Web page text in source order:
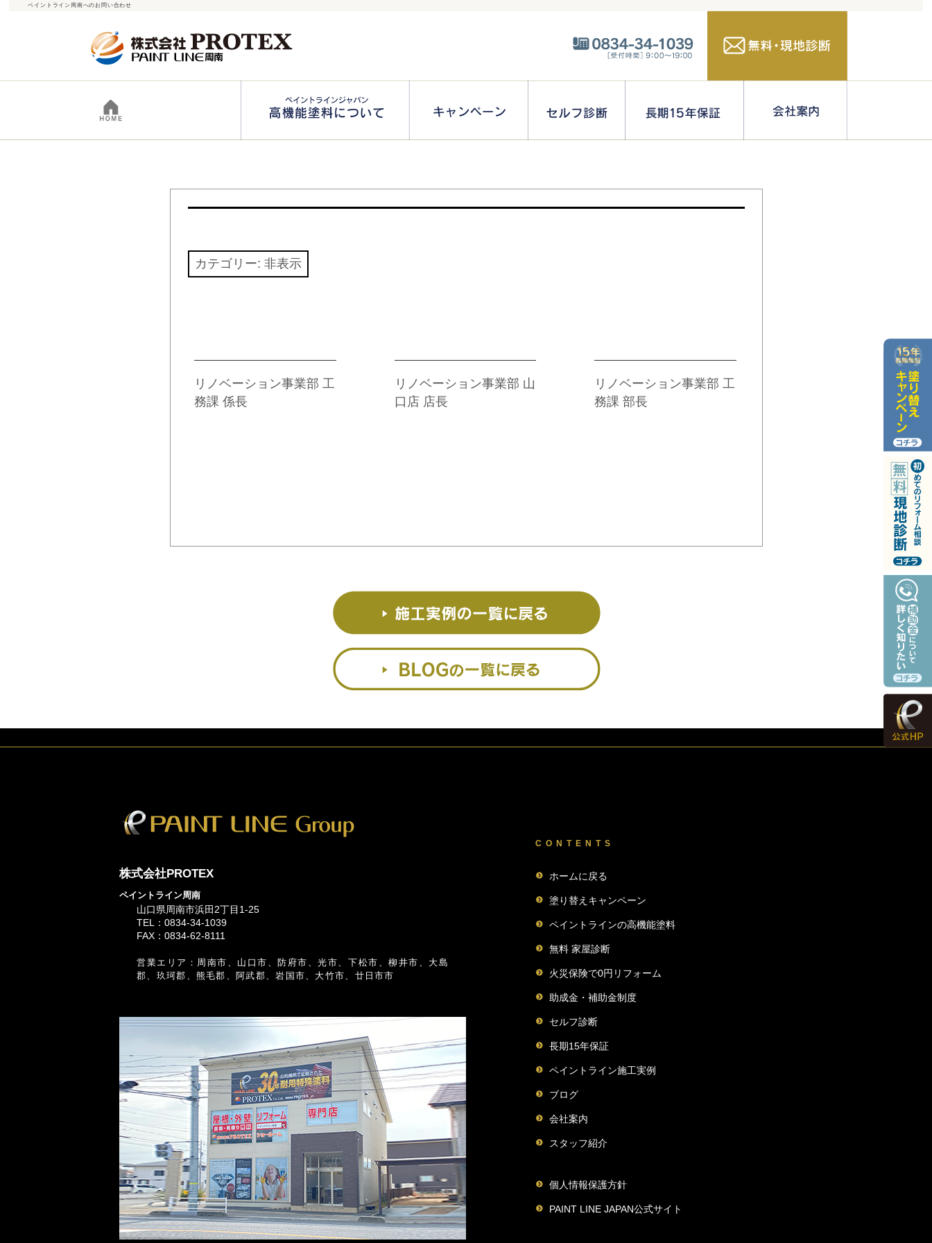
ペイントライン周南へのお問い合わせ
カテゴリー: 非表示
リノベーション事業部 工
務課 係長
リノベーション事業部 山
口店 店長
リノベーション事業部 工
務課 部長
株式会社PROTEX
ペイントライン周南
山口県周南市浜田2丁目1-25
TEL：0834-34-1039
FAX：0834-62-8111
営業エリア：周南市、山口市、防府市、光市、下松市、柳井市、大島
郡、玖珂郡、熊毛郡、阿武郡、岩国市、大竹市、廿日市市
CONTENTS
ホームに戻る
塗り替えキャンペーン
ペイントラインの高機能塗料
無料 家屋診断
火災保険で0円リフォーム
助成金・補助金制度
セルフ診断
長期15年保証
ペイントライン施工実例
ブログ
会社案内
スタッフ紹介
個人情報保護方針
PAINT LINE JAPAN公式サイト